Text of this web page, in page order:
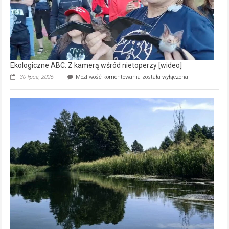
Ekologiczne ABC. Z kamerą wśród nietoperzy [wideo]
30 lipca, 2026 Możliwość komentowania Ekologiczne
kamerą
wśród
została wyłączona